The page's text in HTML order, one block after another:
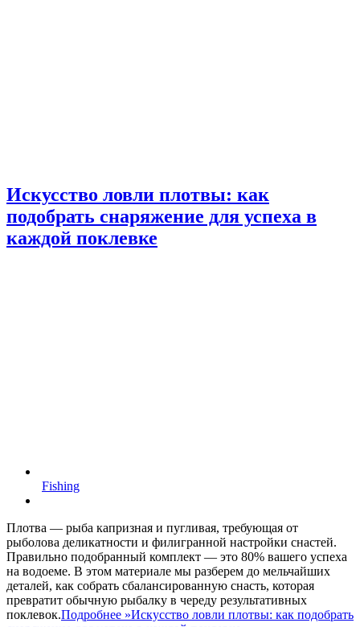
Искусство ловли плотвы: как
подобрать снаряжение для успеха в
каждой поклевке
Fishing
Плотва — рыба капризная и пугливая, требующая от
рыболова деликатности и филигранной настройки снастей.
Правильно подобранный комплект — это 80% вашего успеха
на водоеме. В этом материале мы разберем до мельчайших
деталей, как собрать сбалансированную снасть, которая
превратит обычную рыбалку в череду результативных
поклевок.Подробнее »Искусство ловли плотвы: как подобрать